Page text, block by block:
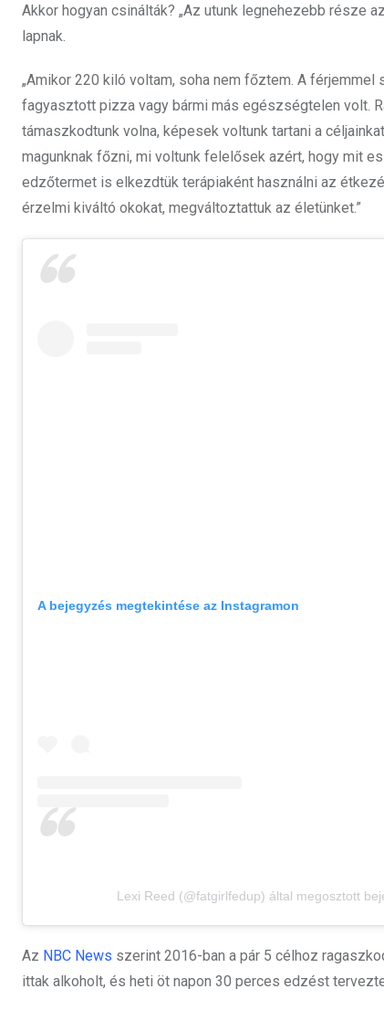
Akkor hogyan csinálták? „Az utunk legnehezebb része
lapnak.
„Amikor 220 kiló voltam, soha nem főztem. A
fagyasztott pizza vagy bármi más egészségtelen volt.
támaszkodtunk volna, képesek voltunk tartani a
magunknak főzni, mi voltunk felelősek azért, hogy mit
edzőtermet is elkezdtük terápiaként használni az
érzelmi kiváltó okokat, megváltoztattuk az életünket.”
A bejegyzés megtekintése az Instagramon
Lexi Reed (@fatgirlfedup) által megosztott
Az NBC News szerint 2016-ban a pár 5 célhoz
ittak alkoholt, és heti öt napon 30 perces edzést